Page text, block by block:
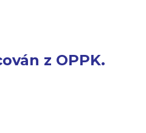
z OPPK.